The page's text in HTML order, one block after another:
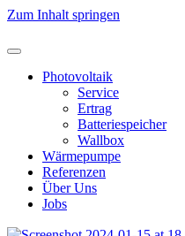
Zum Inhalt springen
Photovoltaik
Service
Ertrag
Batteriespeicher
Wallbox
Wärmepumpe
Referenzen
Über Uns
Jobs